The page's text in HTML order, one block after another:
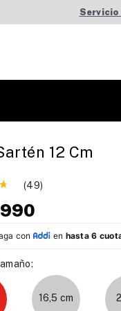
12 Cm
(49)
16,5 cm